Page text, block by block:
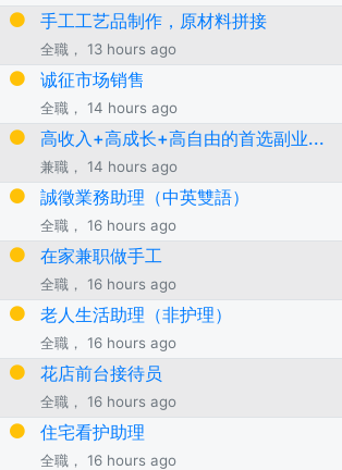
手工工艺品制作，原材料拼接
全職， 13 hours ago
诚征市场销售
全職， 14 hours ago
高收入+高成长+高自由的首选副业...
兼職， 14 hours ago
誠徵業務助理（中英雙語）
全職， 16 hours ago
在家兼职做手工
全職， 16 hours ago
老人生活助理（非护理）
全職， 16 hours ago
花店前台接待员
全職， 16 hours ago
住宅看护助理
全職， 16 hours ago